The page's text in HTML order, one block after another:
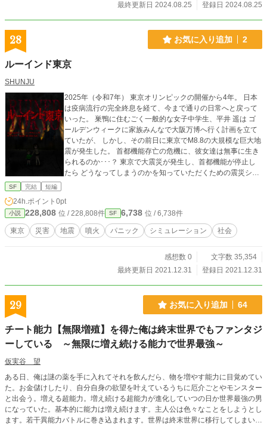
最終更新日 2024.08.25
登録日 2024.08.25
28 お気に入り追加 2
ルーインド東京
SHUNJU
2025年（令和7年） 東京オリンピックの開催から4年。 日本
は疫病流行の完全終息を経て、今まで通りの日常へと戻って
いった。 巣鴨に住むごく一般的な女子中学生、平井 遥は ゴ
ールデンウィークに家族みんなで大阪万博へ行く計画を立て
ていたが、 しかし、その前日に東京でM8.8の大規模な巨大地
震が発生した。 首都機能存亡の危機に、彼女達は無事に生き
られるのか･･･？ 東京で大震災が発生し、首都機能が停止し
たら どうなってしまうのかを知っていただくための震災シミ
された小説です。 尚、この物語はフィクションです。 実
在の人物、団体、出来事等とは一切関係ありません。 ※本作
は複数の小説投稿サイトとの同時掲載となりますが、 当サ
イトの制限により、一部文章やセリフが他サイトと多少異な
SF 完結 短編
24h.ポイント 0pt
小説 228,808 位 / 228,808件 SF 6,738 位 / 6,738件
東京 災害 地震 噴火 パニック シミュレーション 社会
感想数 0
文字数 35,354
最終更新日 2021.12.31
登録日 2021.12.31
29 お気に入り追加 64
チート能力【無限増殖】を得た俺は終末世界でもファンタジ
ーしている ～無限に増え続ける能力で世界最強～
仮実谷 望
ある日、俺は謎の薬を手に入れてそれを飲んだら、物を増やす能力に目覚めてい
た。お金儲けしたり、自分自身の欲望を叶えているうちに厄介ごとやモンスター
と出会う。増える超能力。増え続ける超能力が進化していつの日か世界最強の男
になっていた。基本的に能力は増え続けます。主人公は色々なことをしようとし
ます。若干異能力バトルに巻き込まれます。世界は終末世界に移行してしまいま